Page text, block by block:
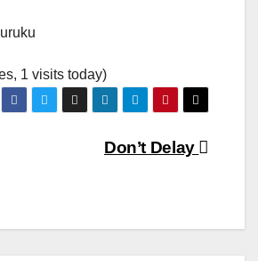
1 visits today)
Don’t Delay